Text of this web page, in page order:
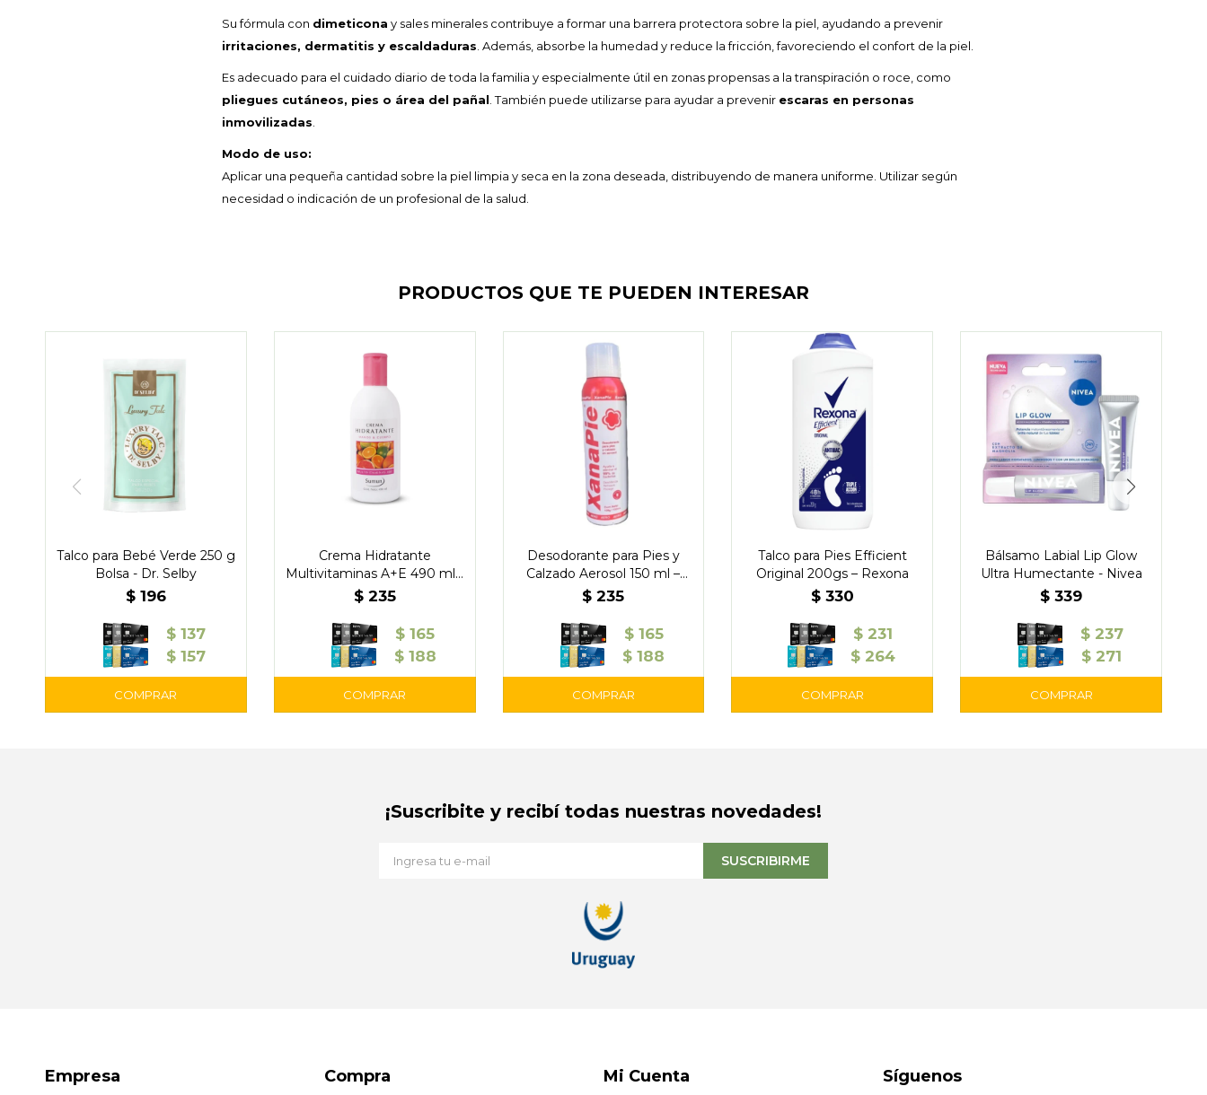
Su fórmula con dimeticona y sales minerales contribuye a formar una barrera protectora sobre la piel, ayudando a prevenir
irritaciones, dermatitis y escaldaduras . Además, absorbe la humedad y reduce la fricción, favoreciendo el confort de la piel.
Es adecuado para el cuidado diario de toda la familia y especialmente útil en zonas propensas a la transpiración o roce, como
pliegues cutáneos, pies o área del pañal . También puede utilizarse para ayudar a prevenir escaras en personas
inmovilizadas
Modo de uso:
Aplicar una pequeña cantidad sobre la piel limpia y seca en la zona deseada, distribuyendo de manera uniforme. Utilizar según
necesidad o indicación de un profesional de la salud.
PRODUCTOS QUE TE PUEDEN INTERESAR
Talco para Bebé Verde 250 g
Bolsa - Dr. Selby
$ 196
$ 137
$ 157
Crema Hidratante
Multivitaminas A+E 490 ml -
Sumun
$ 235
$ 165
$ 188
Desodorante para Pies y
Calzado Aerosol 150 ml –
Xanapié
$ 235
$ 165
$ 188
Talco para Pies Efficient
Original 200gs – Rexona
$ 330
$ 231
$ 264
Bálsamo Labial Lip Glow
Ultra Humectante - Nivea
$ 339
$ 237
$ 271
Empresa Compra Mi Cuenta Síguenos
¡Suscribite y recibí todas nuestras novedades!
SUSCRIBIRME